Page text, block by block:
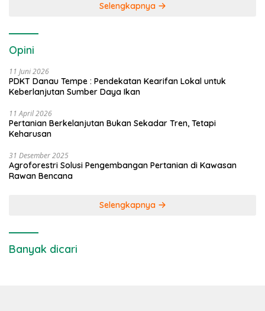
Selengkapnya
Opini
11 Juni 2026
PDKT Danau Tempe : Pendekatan Kearifan Lokal untuk
Keberlanjutan Sumber Daya Ikan
11 April 2026
Pertanian Berkelanjutan Bukan Sekadar Tren, Tetapi
Keharusan
31 Desember 2025
Agroforestri Solusi Pengembangan Pertanian di Kawasan
Rawan Bencana
Selengkapnya
Banyak dicari